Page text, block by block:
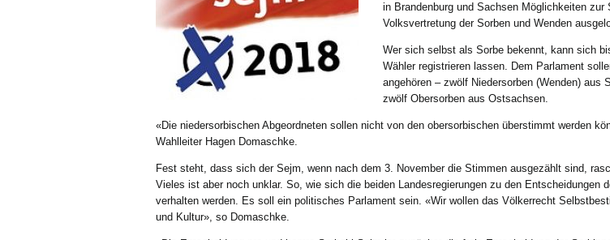
in Brandenburg und Sachsen Möglichkeiten zur
Volksvertretung der Sorben und Wenden
Wer sich selbst als Sorbe bekennt, kann sich
Wähler registrieren lassen. Dem Parlament
angehören – zwölf Niedersorben (Wenden) aus
zwölf Obersorben aus Ostsachsen.
«Die niedersorbischen Abgeordneten sollen nicht von den obersorbischen überstimmt werden
Wahlleiter Hagen Domaschke.
Fest steht, dass sich der Sejm, wenn nach dem 3. November die Stimmen ausgezählt sind,
Vieles ist aber noch unklar. So, wie sich die beiden Landesregierungen zu den Entscheidungen
verhalten werden. Es soll ein politisches Parlament sein. «Wir wollen das Völkerrecht
und Kultur», so Domaschke.